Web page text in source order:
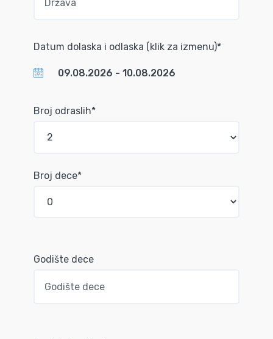
Datum dolaska i odlaska (klik za izmenu)*
Broj odraslih*
Broj dece*
Godište dece